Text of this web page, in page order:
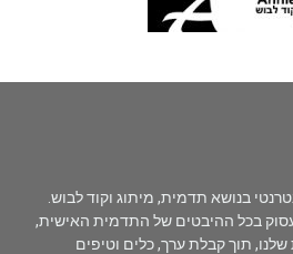
בכל ההיבטים של התדמית האישית,
תוך קבלת ערך, כלים וטיפים